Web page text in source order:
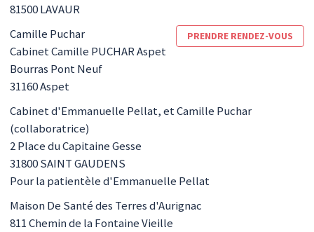
81500LAVAUR
Camille Puchar PRENDRE RENDEZ-VOUS
Cabinet Camille PUCHAR Aspet
Bourras Pont Neuf
31160Aspet
Cabinet d'Emmanuelle Pellat, et Camille Puchar
(collaboratrice)
2 Place du Capitaine Gesse
31800SAINT GAUDENS
Pour la patientèle d'Emmanuelle Pellat
Maison De Santé des Terres d'Aurignac
811 Chemin de la Fontaine Vieille